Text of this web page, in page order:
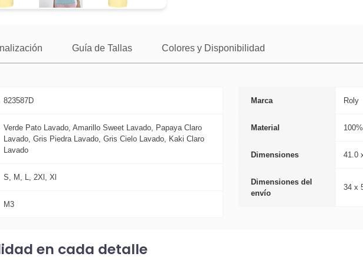
Guía de Tallas Colores y Disponibilidad
823587D
Verde Pato Lavado, Amarillo Sweet Lavado, Papaya Claro
Lavado, Gris Piedra Lavado, Gris Cielo Lavado, Kaki Claro
Lavado
S, M, L, 2Xl, Xl
M3
Marca Roly
Material
Dimensiones 41.0
Dimensiones del
envío
34 x
en cada detalle